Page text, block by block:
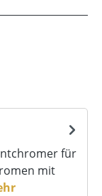
für
mit